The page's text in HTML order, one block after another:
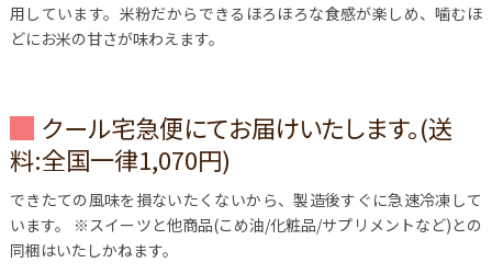
用しています。米粉だからできるほろほろな食感が楽しめ、噛むほ
どにお米の甘さが味わえます。
クール宅急便にてお届けいたします。(送
料:全国一律1,070円)
できたての風味を損ないたくないから、製造後すぐに急速冷凍して
います。
※スイーツと他商品(こめ油/化粧品/サプリメントなど)との
同梱はいたしかねます。